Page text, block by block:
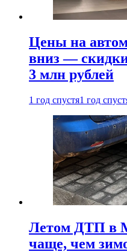
Цены на
вниз —
3 млн рублей
1 год спустя1 год
Летом ДТП в
чаще, чем